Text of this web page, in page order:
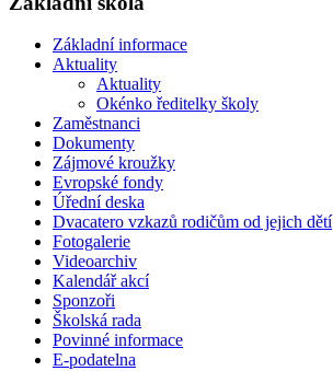
Základní informace
Aktuality
Aktuality
Okénko ředitelky školy
Zaměstnanci
Dokumenty
Zájmové kroužky
Evropské fondy
Úřední deska
Dvacatero vzkazů rodičům od jejich dětí
Fotogalerie
Videoarchiv
Kalendář akcí
Sponzoři
Školská rada
Povinné informace
E-podatelna